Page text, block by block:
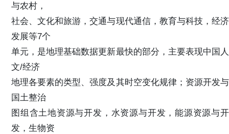
与农村，
社会、文化和旅游，交通与现代通信，教育与科技，经济
发展等7个
单元，是地理基础数据更新最快的部分，主要表现中国人
文/经济
地理各要素的类型、强度及其时空变化规律；资源开发与
国土整治
图组含土地资源与开发，水资源与开发，能源资源与开
发，生物资